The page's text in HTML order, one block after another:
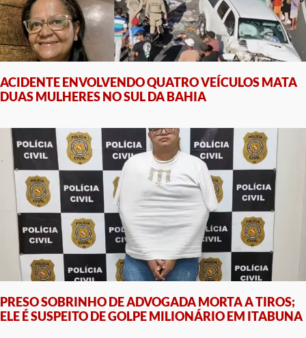
ACIDENTE ENVOLVENDO QUATRO VEÍCULOS MATA
DUAS MULHERES NO SUL DA BAHIA
PRESO SOBRINHO DE ADVOGADA MORTA A TIROS;
ELE É SUSPEITO DE GOLPE MILIONÁRIO EM ITABUNA